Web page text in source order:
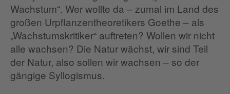
Wachstum“. Wer wollte da – zumal im Land des
großen Urpflanzentheoretikers Goethe – als
„Wachstumskritiker“ auftreten? Wollen wir nicht
alle wachsen? Die Natur wächst, wir sind Teil
der Natur, also sollen wir wachsen – so der
gängige Syllogismus.